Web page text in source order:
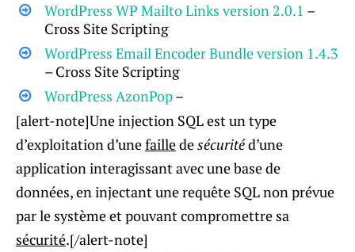
WordPress WP Mailto Links version 2.0.1 –
Cross Site Scripting
WordPress Email Encoder Bundle version 1.4.3
– Cross Site Scripting
WordPress AzonPop–
[alert-note]Une injection SQL est un type
d’exploitation d’unefailledesécuritéd’une
application interagissant avec une base de
données, en injectant une requête SQL non prévue
par le système et pouvant compromettre sa
sécurité.[/alert-note]